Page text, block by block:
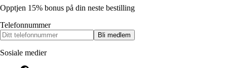
Opptjen 15% bonus på din neste bestilling
Telefonnummer
Bli medlem
Sosiale medier